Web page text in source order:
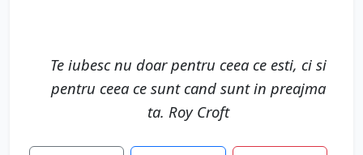
Te iubesc nu doar pentru ceea ce esti, ci si
pentru ceea ce sunt cand sunt in preajma
ta. Roy Croft